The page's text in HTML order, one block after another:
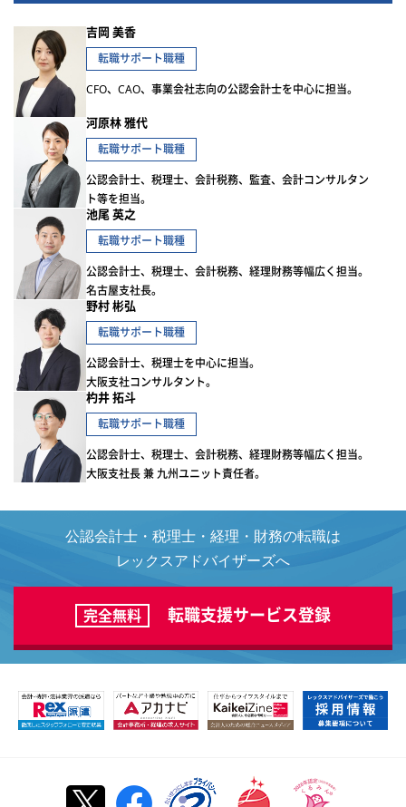
吉岡 美香
転職サポート職種
CFO、CAO、事業会社志向の公認会計士を中心に担当。
河原林 雅代
転職サポート職種
公認会計士、税理士、会計税務、監査、会計コンサルタン
ト等を担当。
池尾 英之
転職サポート職種
公認会計士、税理士、会計税務、経理財務等幅広く担当。
名古屋支社長。
野村 彬弘
転職サポート職種
公認会計士、税理士を中心に担当。
大阪支社コンサルタント。
杓井 拓斗
転職サポート職種
公認会計士、税理士、会計税務、経理財務等幅広く担当。
大阪支社長 兼 九州ユニット責任者。
公認会計士・税理士・経理・財務の転職は
レックスアドバイザーズへ
完全無料 転職支援サービス登録